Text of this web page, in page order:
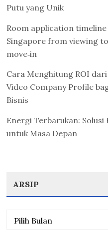
Putu yang Unik
Room application timeline
Singapore from viewing to
move‑in
Cara Menghitung ROI dari
Video Company Profile
Bisnis
Energi Terbarukan: Solusi
untuk Masa Depan
ARSIP
Arsip